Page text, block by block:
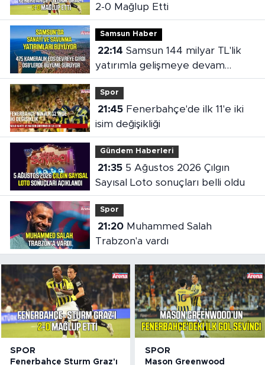
2-0 Mağlup Etti
Samsun Haber
22:14
yatırımla gelişmeye devam
ediyor
Spor
21:45Fenerbahçe'de ilk 11'e iki
isim değişikliği
Gündem Haberleri
21:355 Ağustos 2026 Çılgın
Sayısal Loto sonuçları belli oldu
Spor
21:20Muhammed Salah
Trabzon'a vardı
SPOR
Fenerbahçe Sturm Graz'ı
SPOR
Mason Greenwood